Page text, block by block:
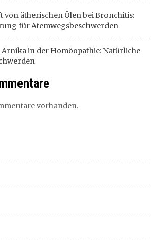
von ätherischen Ölen bei Bronchitis:
für Atemwegsbeschwerden
in der Homöopathie: Natürliche
vorhanden.